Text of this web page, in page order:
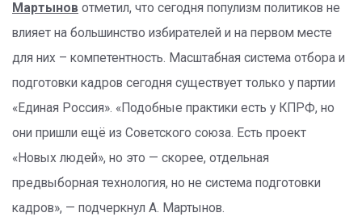
Мартынов отметил, что сегодня популизм политиков не
влияет на большинство избирателей и на первом месте
для них – компетентность. Масштабная система отбора и
подготовки кадров сегодня существует только у партии
«Единая Россия». «Подобные практики есть у КПРФ, но
они пришли ещё из Советского союза. Есть проект
«Новых людей», но это — скорее, отдельная
предвыборная технология, но не система подготовки
кадров», — подчеркнул А. Мартынов.